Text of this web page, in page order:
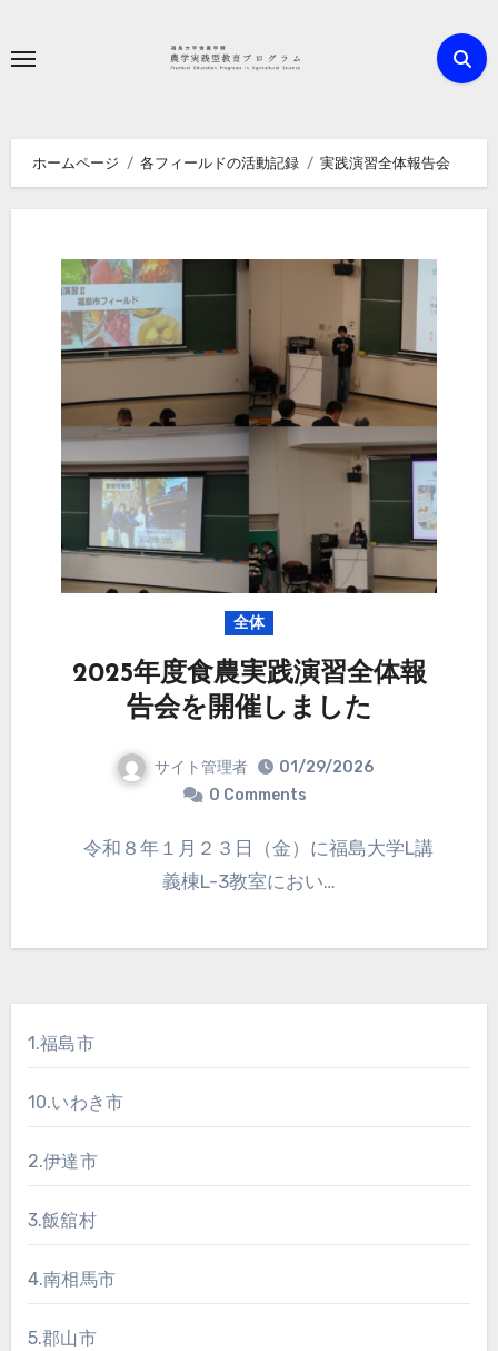
ホームページ 各フィールドの活動記録 実践演習全体報告会
全体
2025年度食農実践演習全体報
告会を開催しました
サイト管理者
01/29/2026
0 Comments
令和８年１月２３日（金）に福島大学L講
義棟L-3教室におい…
1.福島市
10.いわき市
2.伊達市
3.飯舘村
4.南相馬市
5.郡山市